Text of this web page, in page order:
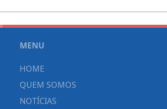
MENU
HOME
QUEM SOMOS
NOTÍCIAS